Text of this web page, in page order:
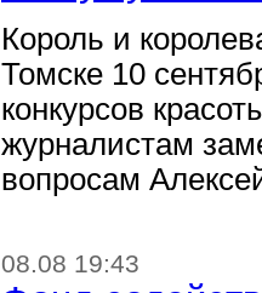
Король и
Томске 10
конкурсов
журналистам
вопросам
08.08 19:43